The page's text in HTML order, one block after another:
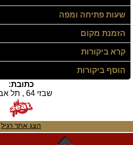
שעות פתיחה ומפה
הזמנת מקום
קרא ביקורות
הוסף ביקורות
כתובת:
שבזי 64 , תל אביב.
הצג אתר רגיל